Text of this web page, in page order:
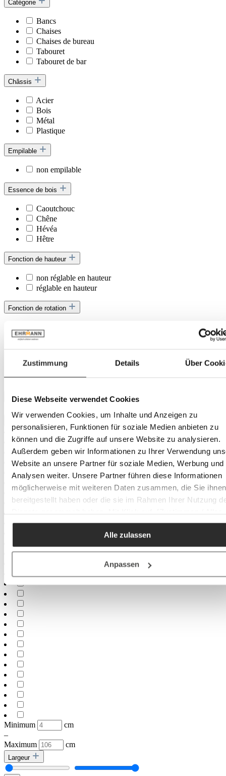
Zustimmung Details Über
Diese Webseite verwendet Cookies
Wir verwenden Cookies, um Inhalte und Anzeigen zu
personalisieren, Funktionen für soziale Medien anbieten zu
können und die Zugriffe auf unsere Website zu analysieren.
Außerdem geben wir Informationen zu Ihrer Verwendung
Website an unsere Partner für soziale Medien, Werbung und
Analysen weiter. Unsere Partner führen diese Informationen
möglicherweise mit weiteren Daten zusammen, die Sie ihnen
bereitgestellt haben oder die sie im Rahmen Ihrer Nutzung
akzeptieren / etc.]“ erteilen Sie Ihre Einwilligung auch in die
Weitergabe über Ihr Verhalten in unserem Shop an unseren
Partner, die shopware AG (Ebbinghoff 10, 48624
Deutschland), die diese Daten Ihnen nicht persönlich
Produktverbesserungen, Marktverhaltensanalysen)
darf.
Alle zulassen
Anpassen
Catégorie
Bancs
Chaises
Chaises de bureau
Tabouret
Tabouret de bar
Châssis
Acier
Bois
Métal
Plastique
Empilable
non empilable
Essence de bois
Caoutchouc
Chêne
Hévéa
Hêtre
Fonction de hauteur
non réglable en hauteur
réglable en hauteur
Fonction de rotation
270°
avec retour
sans fonction de rotation
Hauteur
Minimum
cm
–
Maximum
cm
Largeur